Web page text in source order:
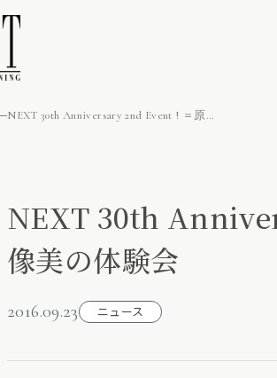
NEXT 30th Anniversary 2nd Event ! ＝原点回帰＝圧倒的な映像美の体験会
NEXT 30th
像美の体験会
2016.09.23 ニュース